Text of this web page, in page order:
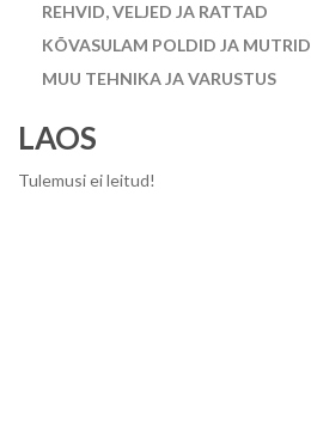
REHVID, VELJED JA RATTAD
KÕVASULAM POLDID JA MUTRID
MUU TEHNIKA JA VARUSTUS
LAOS
Tulemusi ei leitud!